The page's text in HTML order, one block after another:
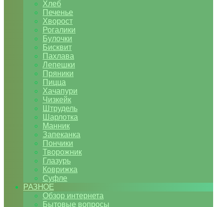
Хлеб
Печенье
Хворост
Рогалики
Булочки
Бисквит
Пахлава
Лепешки
Пряники
Пицца
Хачапури
Чизкейк
Штрудель
Шарлотка
Манник
Запеканка
Пончики
Творожник
Глазурь
Коврижка
Суфле
РАЗНОЕ
Обзор интернета
Бытовые вопросы